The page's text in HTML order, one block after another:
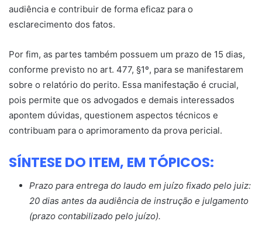
audiência e contribuir de forma eficaz para o
esclarecimento dos fatos.
Por fim, as partes também possuem um prazo de 15 dias,
conforme previsto no art. 477, §1º, para se manifestarem
sobre o relatório do perito. Essa manifestação é crucial,
pois permite que os advogados e demais interessados
apontem dúvidas, questionem aspectos técnicos e
contribuam para o aprimoramento da prova pericial.
SÍNTESE DO ITEM, EM TÓPICOS:
Prazo para entrega do laudo em juízo fixado pelo juiz:
20 dias antes da audiência de instrução e julgamento
(prazo contabilizado pelo juízo).